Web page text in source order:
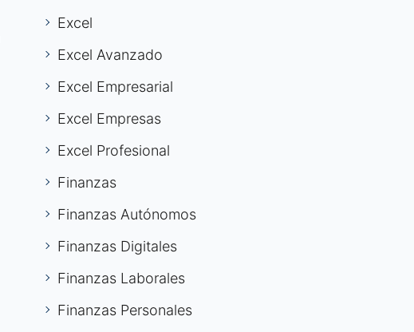
Excel
Excel Avanzado
Excel Empresarial
Excel Empresas
Excel Profesional
Finanzas
Finanzas Autónomos
Finanzas Digitales
Finanzas Laborales
Finanzas Personales